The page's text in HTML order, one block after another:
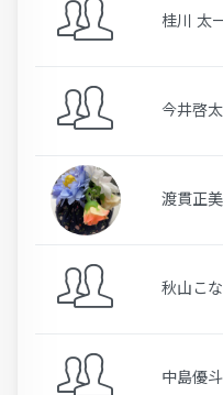
桂川 太
今井啓太
渡貫正美
秋山こ
中島優斗